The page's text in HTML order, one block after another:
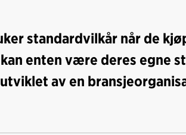
standardvilkår når de
enten være deres egne
av en